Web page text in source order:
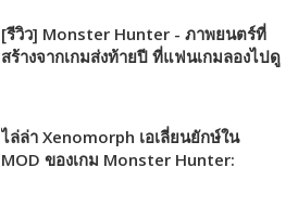
[รีวิว] Monster Hunter - ภาพยนตร์ที่
สร้างจากเกมส่งท้ายปี ที่แฟนเกมลองไปดู
ไล่ล่า Xenomorph เอเลี่ยนยักษ์ใน
MOD ของเกม Monster Hunter: